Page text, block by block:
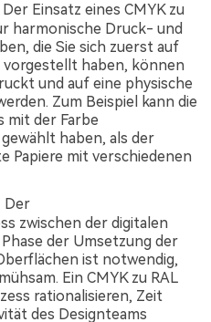
Einsatz eines CMYK zu
harmonische Druck- und
die Sie sich zuerst auf
vorgestellt haben, können
und auf eine physische
Zum Beispiel kann die
mit der Farbe
haben, als der
Papiere mit verschiedenen
Der
zwischen der digitalen
der Umsetzung der
ist notwendig,
Ein CMYK zu RAL
rationalisieren, Zeit
des Designteams